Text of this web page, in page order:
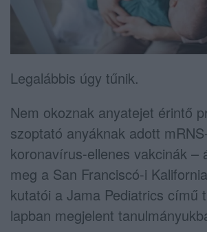
Legalábbis úgy tűnik.
Nem okoznak anyatejet érintő
szoptató anyáknak adott
koronavírus-ellenes vakcinák –
meg a San Franciscó-i
kutatói a Jama Pediatrics című
lapban megjelent